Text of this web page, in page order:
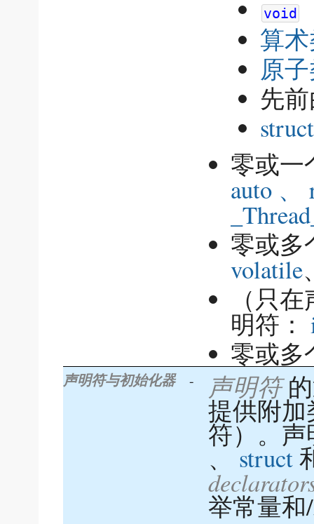
void
算
原
先
struct
零或
auto 、
零或
volatile
（只
明符：
零或
声明符与初始化器 - 声明符的
提供附
符）。
、struct
举常量